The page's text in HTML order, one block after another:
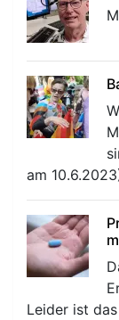
am
Leider ist